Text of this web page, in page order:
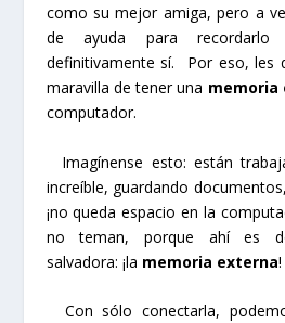
como su mejor amiga, pero a
de ayuda para
definitivamente sí. Por eso, les
maravilla de tener una memoria
computador.
Imagínense esto: están
increíble, guardando
¡no queda espacio en la
no teman, porque ahí es
salvadora: ¡la memoria externa!
Con sólo conectarla,